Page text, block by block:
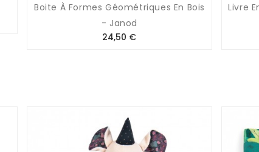
Boite À Formes Géométriques En Bois
- Janod
24,50 €Prix
Livre